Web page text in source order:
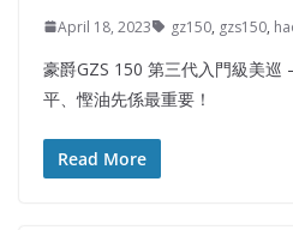
April 18, 2023 gz150, gzs150,
豪爵GZS 150 第三代入門級美巡
平、慳油先係最重要！
Read More